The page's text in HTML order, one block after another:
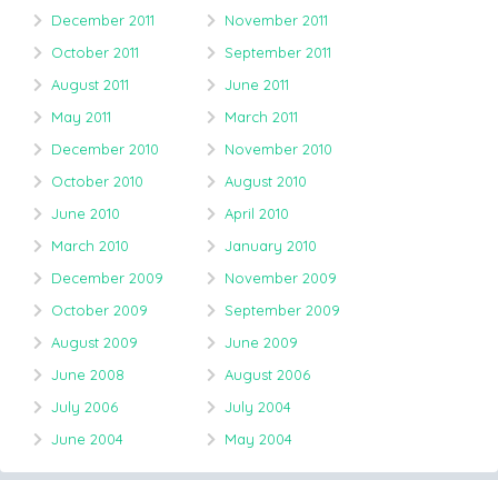
December 2011
November 2011
October 2011
September 2011
August 2011
June 2011
May 2011
March 2011
December 2010
November 2010
October 2010
August 2010
June 2010
April 2010
March 2010
January 2010
December 2009
November 2009
October 2009
September 2009
August 2009
June 2009
June 2008
August 2006
July 2006
July 2004
June 2004
May 2004